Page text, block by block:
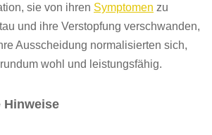
sie von ihren Symptomen zu
und ihre Verstopfung verschwanden,
Ausscheidung normalisierten sich,
wohl und leistungsfähig.
Hinweise